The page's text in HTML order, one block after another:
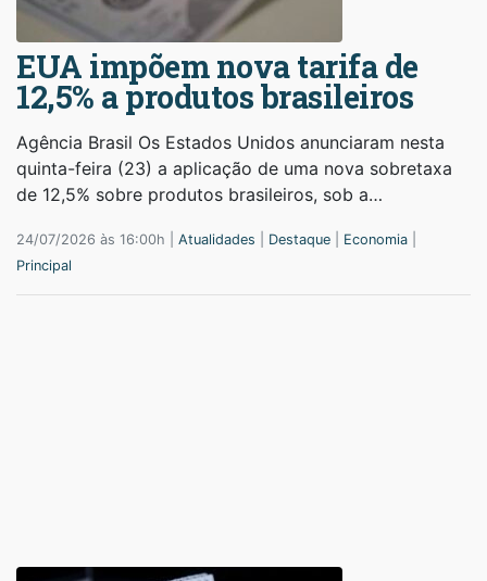
EUA impõem nova tarifa de
12,5% a produtos brasileiros
Agência Brasil Os Estados Unidos anunciaram nesta
quinta-feira (23) a aplicação de uma nova sobretaxa
de 12,5% sobre produtos brasileiros, sob a…
24/07/2026 às 16:00h | Atualidades Destaque Economia
Principal